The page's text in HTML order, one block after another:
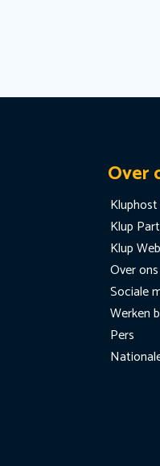
Over
Klup
Klup
Over ons
Sociale
Werken
Pers